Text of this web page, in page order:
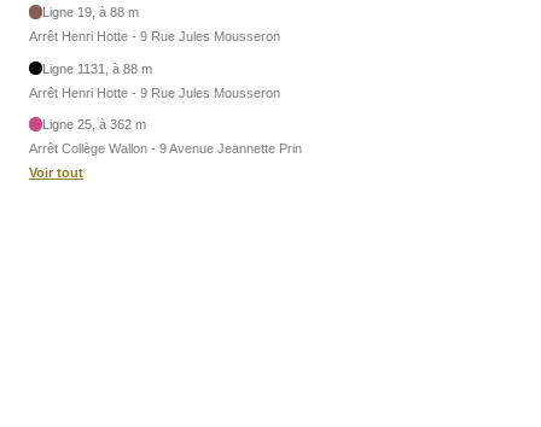
Ligne 19, à 88 m
Arrêt Henri Hotte - 9 Rue Jules Mousseron
Ligne 1131, à 88 m
Arrêt Henri Hotte - 9 Rue Jules Mousseron
Ligne 25, à 362 m
Arrêt Collège Wallon - 9 Avenue Jeannette Prin
Voir tout